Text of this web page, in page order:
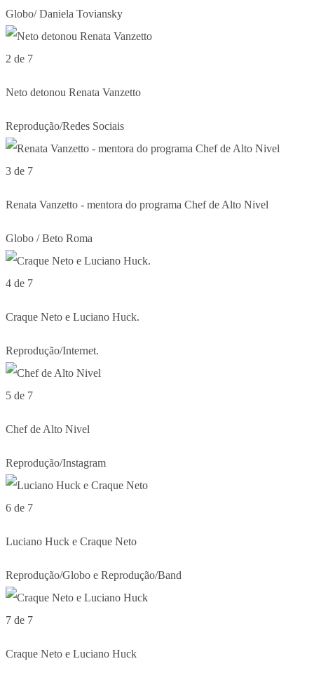
Globo/ Daniela Toviansky
2 de 7
Neto detonou Renata Vanzetto
Reprodução/Redes Sociais
3 de 7
Renata Vanzetto - mentora do programa Chef de Alto Nivel
Globo / Beto Roma
4 de 7
Craque Neto e Luciano Huck.
Reprodução/Internet.
5 de 7
Chef de Alto Nivel
Reprodução/Instagram
6 de 7
Luciano Huck e Craque Neto
Reprodução/Globo e Reprodução/Band
7 de 7
Craque Neto e Luciano Huck